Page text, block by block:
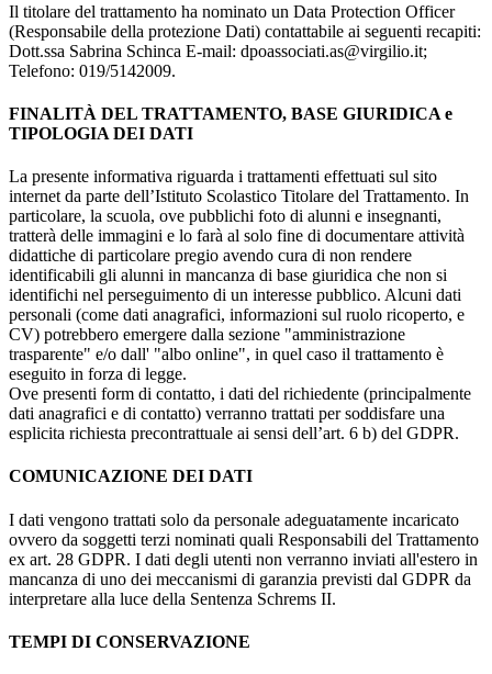
Il titolare del trattamento ha nominato un Data Protection Officer
(Responsabile della protezione Dati) contattabile ai seguenti recapiti:
Dott.ssa Sabrina Schinca E-mail: dpoassociati.as@virgilio.it;
Telefono: 019/5142009.
FINALITÀ DEL TRATTAMENTO, BASE GIURIDICA e
TIPOLOGIA DEI DATI
La presente informativa riguarda i trattamenti effettuati sul sito
internet da parte dell’Istituto Scolastico Titolare del Trattamento. In
particolare, la scuola, ove pubblichi foto di alunni e insegnanti,
tratterà delle immagini e lo farà al solo fine di documentare attività
didattiche di particolare pregio avendo cura di non rendere
identificabili gli alunni in mancanza di base giuridica che non si
identifichi nel perseguimento di un interesse pubblico. Alcuni dati
personali (come dati anagrafici, informazioni sul ruolo ricoperto, e
CV) potrebbero emergere dalla sezione "amministrazione
trasparente" e/o dall' "albo online", in quel caso il trattamento è
eseguito in forza di legge.
Ove presenti form di contatto, i dati del richiedente (principalmente
dati anagrafici e di contatto) verranno trattati per soddisfare una
esplicita richiesta precontrattuale ai sensi dell’art. 6 b) del GDPR.
COMUNICAZIONE DEI DATI
I dati vengono trattati solo da personale adeguatamente incaricato
ovvero da soggetti terzi nominati quali Responsabili del Trattamento
ex art. 28 GDPR. I dati degli utenti non verranno inviati all'estero in
mancanza di uno dei meccanismi di garanzia previsti dal GDPR da
interpretare alla luce della Sentenza Schrems II.
TEMPI DI CONSERVAZIONE